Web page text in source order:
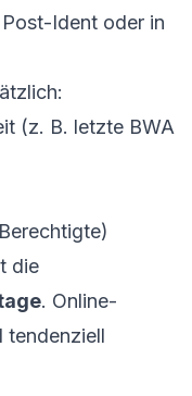
Ident oder in
(z. B. letzte BWA
die
. Online-
tendenziell